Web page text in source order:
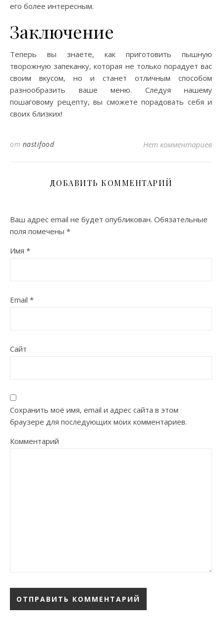
его более интересным.
Заключение
Теперь вы знаете, как приготовить пышную
творожную запеканку, которая не только порадует вас
своим вкусом, но и станет отличным способом
разнообразить ваше меню. Следуя нашему
пошаговому рецепту, вы сможете порадовать себя и
своих близких!
от nastifood Нет комментариев
ДОБАВИТЬ КОММЕНТАРИЙ
Ваш адрес email не будет опубликован. Обязательные
поля помечены *
Имя *
Email *
Сайт
Сохранить моё имя, email и адрес сайта в этом
браузере для последующих моих комментариев.
Комментарий